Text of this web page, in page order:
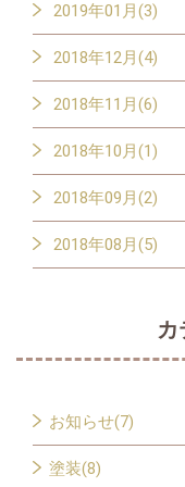
2019年01月(3)
2018年12月(4)
2018年11月(6)
2018年10月(1)
2018年09月(2)
2018年08月(5)
カ
お知らせ(7)
塗装(8)